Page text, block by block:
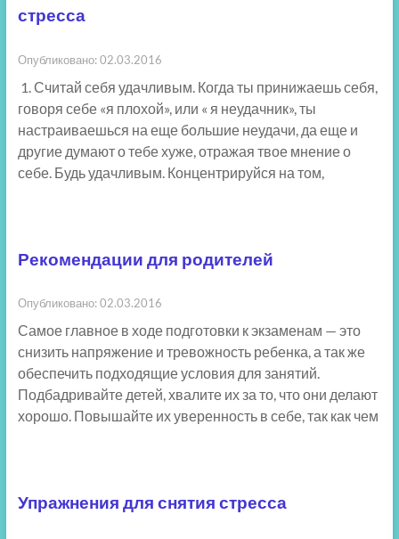
стресса
Опубликовано: 02.03.2016
1. Считай себя удачливым. Когда ты принижаешь себя,
говоря себе «я плохой», или « я неудачник», ты
настраиваешься на еще большие неудачи, да еще и
другие думают о тебе хуже, отражая твое мнение о
себе. Будь удачливым. Концентрируйся на том,
Рекомендации для родителей
Опубликовано: 02.03.2016
Самое главное в ходе подготовки к экзаменам — это
снизить напряжение и тревожность ребенка, а так же
обеспечить подходящие условия для занятий.
Подбадривайте детей, хвалите их за то, что они делают
хорошо. Повышайте их уверенность в себе, так как чем
Упражнения для снятия стресса